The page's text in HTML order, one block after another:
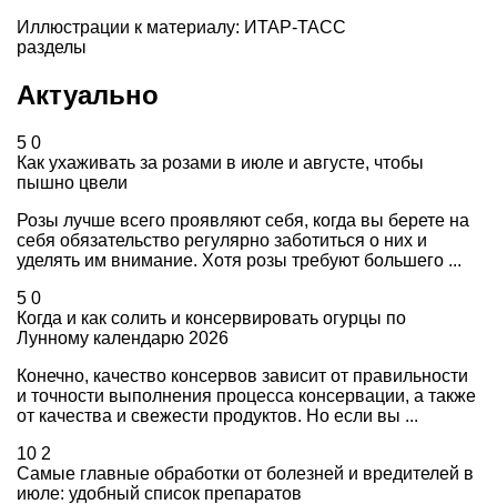
Иллюстрации к материалу: ИТАР-ТАСС
разделы
Актуально
5 0
Как ухаживать за розами в июле и августе, чтобы
пышно цвели
Розы лучше всего проявляют себя, когда вы берете на
себя обязательство регулярно заботиться о них и
уделять им внимание. Хотя розы требуют большего ...
5 0
Когда и как солить и консервировать огурцы по
Лунному календарю 2026
Конечно, качество консервов зависит от правильности
и точности выполнения процесса консервации, а также
от качества и свежести продуктов. Но если вы ...
10 2
Самые главные обработки от болезней и вредителей в
июле: удобный список препаратов